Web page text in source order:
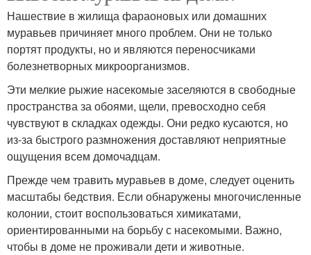
Нашествие в жилища фараоновых или домашних
муравьев причиняет много проблем. Они не только
портят продукты, но и являются переносчиками
болезнетворных микроорганизмов.
Эти мелкие рыжие насекомые заселяются в свободные
пространства за обоями, щели, превосходно себя
чувствуют в складках одежды. Они редко кусаются, но
из-за быстрого размножения доставляют неприятные
ощущения всем домочадцам.
Прежде чем травить муравьев в доме, следует оценить
масштабы бедствия. Если обнаружены многочисленные
колонии, стоит воспользоваться химикатами,
ориентированными на борьбу с насекомыми. Важно,
чтобы в доме не проживали дети и животные.